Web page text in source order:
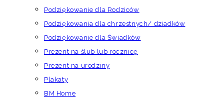
Podziękowanie dla Rodziców
Podziękowania dla chrzestnych/ dziadków
Podziękowanie dla Świadków
Prezent na ślub lub rocznicę
Prezent na urodziny
Plakaty
BM Home